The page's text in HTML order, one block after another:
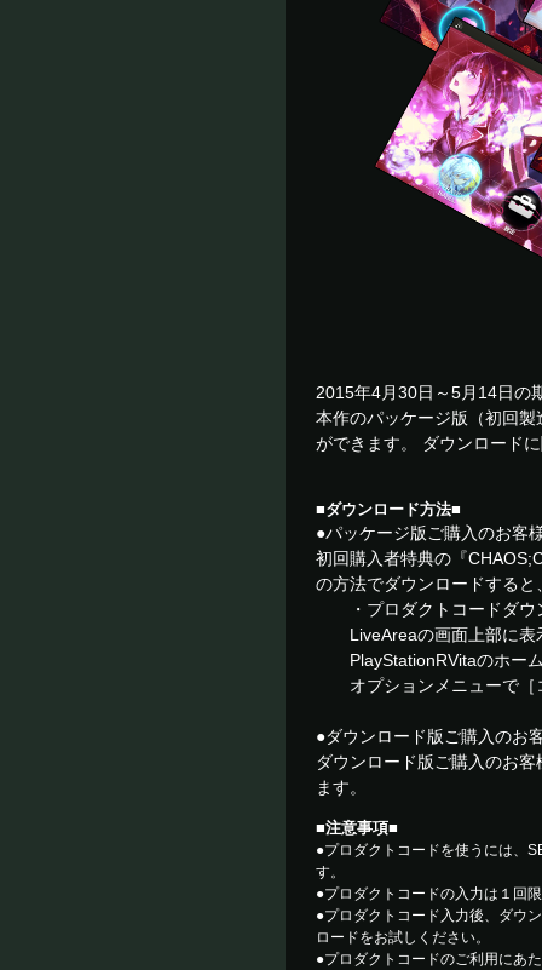
2015年4月30日～5月14日の
本作のパッケージ版（初回
ができます。 ダウンロード
■ダウンロード方法■
●パッケージ版ご購入のお客
初回購入者特典の『
の方法でダウンロードする
・プロダクトコードダウ
LiveAreaの画面上部に表
PlayStationRVitaのホーム
オプションメニューで［
●ダウンロード版ご購入のお
ダウンロード版ご購入のお
ます。
■注意事項■
●プロダクトコードを使うには、
す。
●プロダクトコードの入力は１回
●プロダクトコード入力後、ダウ
ロードをお試しください。
●プロダクトコードのご利用にあ